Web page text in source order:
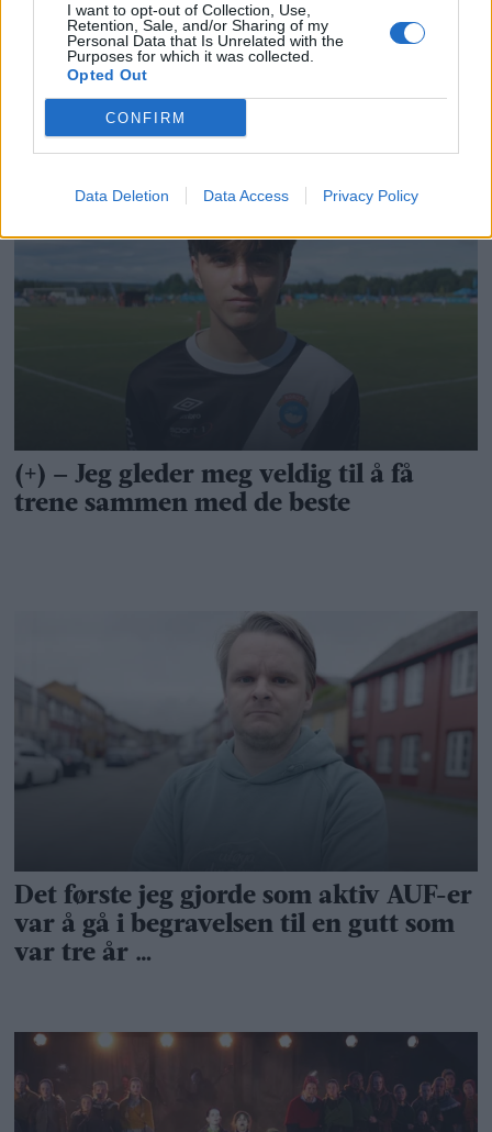
I want to opt-out of Collection, Use,
Retention, Sale, and/or Sharing of my
Personal Data that Is Unrelated with the
Purposes for which it was collected.
Opted Out
CONFIRM
Data Deletion Data Access Privacy Policy